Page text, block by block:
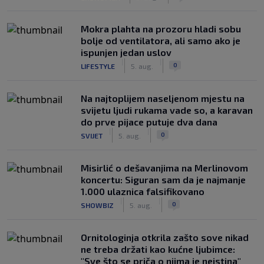
Mokra plahta na prozoru hladi sobu
bolje od ventilatora, ali samo ako je
ispunjen jedan uslov
LIFESTYLE 5. aug. 0
Na najtoplijem naseljenom mjestu na
svijetu ljudi rukama vade so, a karavan
do prve pijace putuje dva dana
SVIJET 5. aug. 0
Misirlić o dešavanjima na Merlinovom
koncertu: Siguran sam da je najmanje
1.000 ulaznica falsifikovano
SHOWBIZ 5. aug. 0
Ornitologinja otkrila zašto sove nikad
ne treba držati kao kućne ljubimce:
"Sve što se priča o njima je neistina"